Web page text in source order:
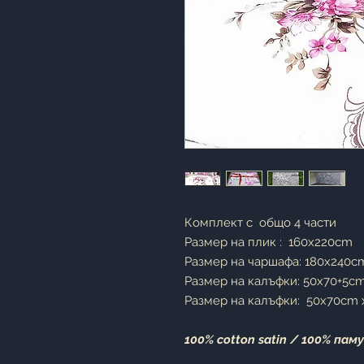
Комплект с oбщо 4 части
Размер на плик : 160x220cm
Размер на чаршафа:
Размер на калъфки:
Размер на калъфки: 50x70cm
100% cotton satin / 100%